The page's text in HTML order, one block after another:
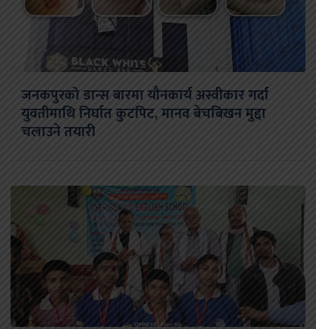
जनकपुरको डान्स बारमा यौनकार्य अस्वीकार गर्दा
युवतीमाथि निर्घात कुटपिट, मानव बेचबिखन मुद्दा
चलाउने तयारी